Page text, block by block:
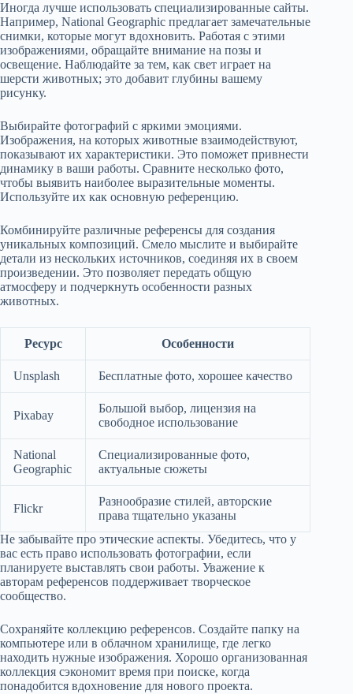
Иногда лучше использовать специализированные сайты.
Например, National Geographic предлагает замечательные
снимки, которые могут вдохновить. Работая с этими
изображениями, обращайте внимание на позы и
освещение. Наблюдайте за тем, как свет играет на
шерсти животных; это добавит глубины вашему
рисунку.
Выбирайте фотографий с яркими эмоциями.
Изображения, на которых животные взаимодействуют,
показывают их характеристики. Это поможет привнести
динамику в ваши работы. Сравните несколько фото,
чтобы выявить наиболее выразительные моменты.
Используйте их как основную референцию.
Комбинируйте различные референсы для создания
уникальных композиций. Смело мыслите и выбирайте
детали из нескольких источников, соединяя их в своем
произведении. Это позволяет передать общую
атмосферу и подчеркнуть особенности разных
животных.
Ресурс Особенности
Unsplash Бесплатные фото, хорошее качество
Pixabay
Большой выбор, лицензия на
свободное использование
National
Geographic
Специализированные фото,
актуальные сюжеты
Flickr
Разнообразие стилей, авторские
права тщательно указаны
Не забывайте про этические аспекты. Убедитесь, что у
вас есть право использовать фотографии, если
планируете выставлять свои работы. Уважение к
авторам референсов поддерживает творческое
сообщество.
Сохраняйте коллекцию референсов. Создайте папку на
компьютере или в облачном хранилище, где легко
находить нужные изображения. Хорошо организованная
коллекция сэкономит время при поиске, когда
понадобится вдохновение для нового проекта.